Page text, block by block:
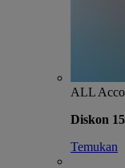
ALL
Diskon
Temukan